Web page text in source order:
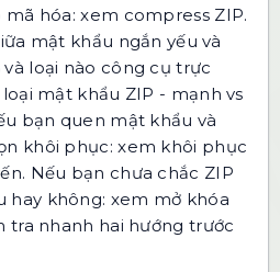
hóa: xem compress ZIP.
mật khẩu ngắn yếu và
và loại nào công cụ trực
loại mật khẩu ZIP - mạnh vs
bạn quen mật khẩu và
khôi phục: xem khôi phục
. Nếu bạn chưa chắc ZIP
hay không: xem mở khóa
tra nhanh hai hướng trước